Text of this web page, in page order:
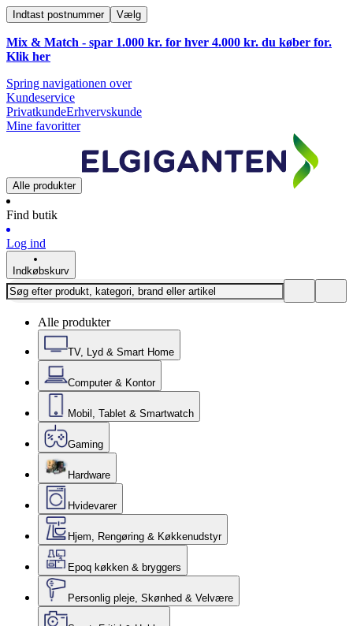
Indtast postnummer Vælg
Mix & Match - spar 1.000 kr. for hver 4.000 kr. du køber for.
Klik her
Spring navigationen over
Kundeservice
PrivatkundeErhvervskunde
Mine favoritter
Alle produkter
Find butik
Log ind
Indkøbskurv
Alle produkter
TV, Lyd & Smart Home
Computer & Kontor
Mobil, Tablet & Smartwatch
Gaming
Hardware
Hvidevarer
Hjem, Rengøring & Køkkenudstyr
Epoq køkken & bryggers
Personlig pleje, Skønhed & Velvære